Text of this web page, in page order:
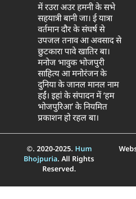
में रउरा अउर हमनी के सभे
सहयात्री बानी जा। ई यात्रा
वर्तमान दौर के संघर्ष से
उपजल तनाव आ अवसाद से
छुटकारा पावे खातिर बा।
मनोज भावुक भोजपुरी
साहित्य आ मनोरंजन के
दुनिया के जानल मानल नाम
हईं। इहां के संपादन में ‘हम
भोजपुरिआ’ के नियमित
प्रकाशन हो रहल बा।
©. 2020-2025. Hum
Bhojpuria. All Rights
Reserved.